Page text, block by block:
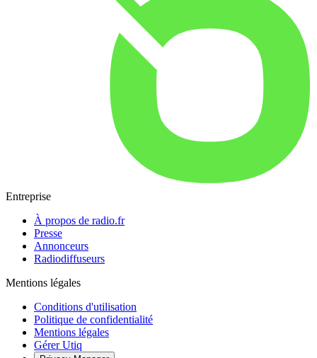
Entreprise
À propos de radio.fr
Presse
Annonceurs
Radiodiffuseurs
Mentions légales
Conditions d'utilisation
Politique de confidentialité
Mentions légales
Gérer Utiq